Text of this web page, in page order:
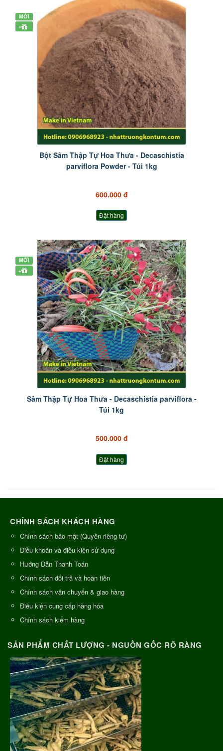
MỚI
+
Bột Sâm Thập Tự Hoa Thưa - Decaschistia
parviflora Powder - Túi 1kg
600.000 đ
Đặt hàng
MỚI
+
Sâm Thập Tự Hoa Thưa - Decaschistia parviflora -
Túi 1kg
500.000 đ
Đặt hàng
CHÍNH SÁCH KHÁCH HÀNG
Chính sách bảo mật (Quyền riêng tư)
Điều khoản và điều kiện sử dụng
Hướng Dẫn Thanh Toán
Chính sách đổi trả và hoàn tiền
Chính sách vận chuyển & giao hàng
Điều kiện cung cấp hàng hóa
Chính sách kiểm hàng
SẢN PHẨM CHẤT LƯỢNG - NGUỒN GỐC RÕ RÀNG